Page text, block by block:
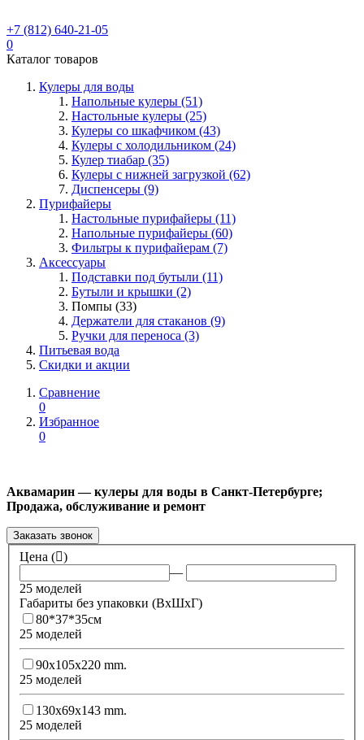
+7 (812) 640-21-05
0
Каталог товаров
Кулеры для воды
Напольные кулеры (51)
Настольные кулеры (25)
Кулеры со шкафчиком (43)
Кулеры с холодильником (24)
Кулер тиабар (35)
Кулеры с нижней загрузкой (62)
Диспенсеры (9)
Пурифайеры
Настольные пурифайеры (11)
Напольные пурифайеры (60)
Фильтры к пурифайерам (7)
Аксессуары
Подставки под бутыли (11)
Бутыли и крышки (2)
Помпы (33)
Держатели для стаканов (9)
Ручки для переноса (3)
Питьевая вода
Скидки и акции
Сравнение
0
Избранное
0
Аквамарин — кулеры для воды в Санкт-Петербурге;
Продажа, обслуживание и ремонт
Заказать звонок
Цена ( )
—
25 моделей
Габариты без упаковки (ВxШxГ)
80*37*35см
25 моделей
90x105x220 mm.
25 моделей
130x69x143 mm.
25 моделей